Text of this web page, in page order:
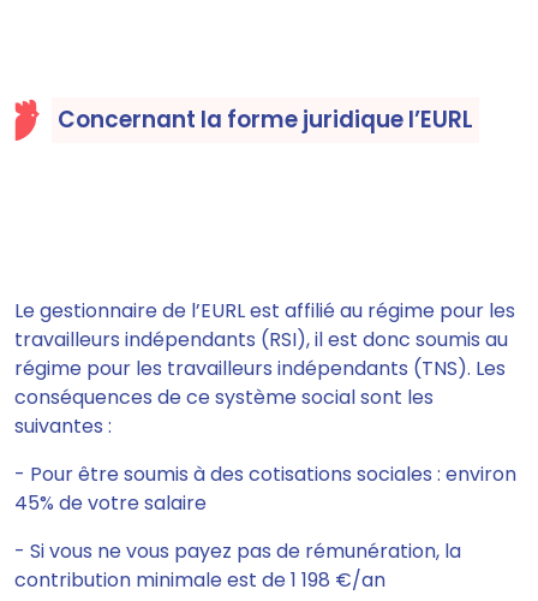
Concernant la forme juridique l’EURL
Le gestionnaire de l’EURL est affilié au régime pour les
travailleurs indépendants (RSI), il est donc soumis au
régime pour les travailleurs indépendants (TNS). Les
conséquences de ce système social sont les
suivantes :
- Pour être soumis à des cotisations sociales : environ
45% de votre salaire
- Si vous ne vous payez pas de rémunération, la
contribution minimale est de 1 198 €/an